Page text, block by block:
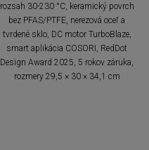
rozsah 30-230 °C, keramický povrch
bez PFAS/PTFE, nerezová oceľ a
tvrdené sklo, DC motor TurboBlaze,
smart aplikácia COSORI, RedDot
Design Award 2025, 5 rokov záruka,
rozmery 29,5 × 30 × 34,1 cm